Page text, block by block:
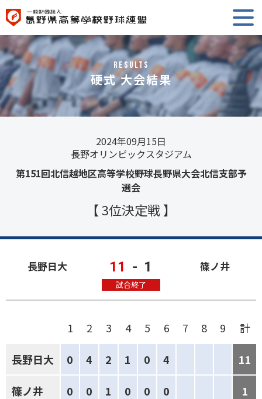
RESULTS
硬式 大会結果
2024年09月15日
長野オリンピックスタジアム
第151回北信越地区高等学校野球長野県大会北信支部予
選会
【 3位決定戦 】
長野日大 11 - 1
試合終了
篠ノ井
1 2 3 4 5 6 7 8 9 計
長野日大 0 4 2 1 0 4 11
篠ノ井 0 0 1 0 0 0 1